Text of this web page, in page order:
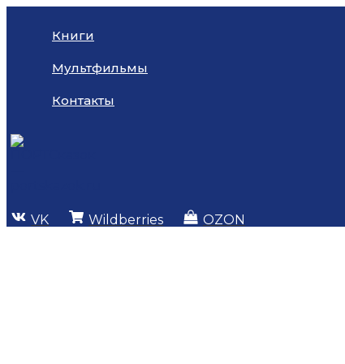
Перейти
содержимому
Книги
Мультфильмы
Контакты
VK Wildberries OZON